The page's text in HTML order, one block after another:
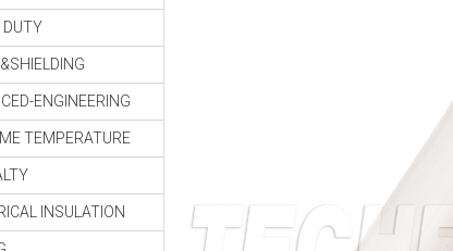
ENGINEERING
TEMPERATURE
INSULATION